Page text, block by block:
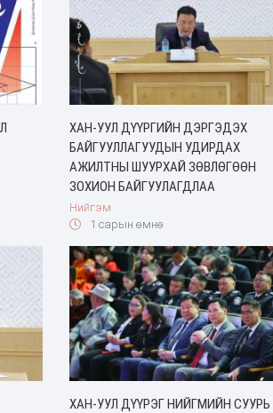
ХАН-УУЛ ДҮҮРГИЙН ДЭРГЭДЭХ
БАЙГУУЛЛАГУУДЫН УДИРДАХ
АЖИЛТНЫ ШУУРХАЙ ЗӨВЛӨГӨӨН
ЗОХИОН БАЙГУУЛАГДЛАА
Нийгэм
1 сарын өмнө
ХАН-УУЛ ДҮҮРЭГ НИЙГМИЙН СУУРЬ